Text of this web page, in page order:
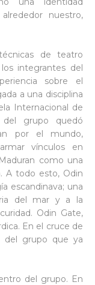
nuestro,
de teatro
integrantes del
sobre el
a una disciplina
Internacional de
grupo quedó
por el mundo,
vínculos en
como una
A todo esto, Odin
escandinava; una
del mar y a la
Odin Gate,
En el cruce de
del grupo que ya
del grupo. En